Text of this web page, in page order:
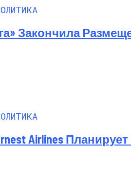
Безопасности На Гаити:
Закончила
Airlines